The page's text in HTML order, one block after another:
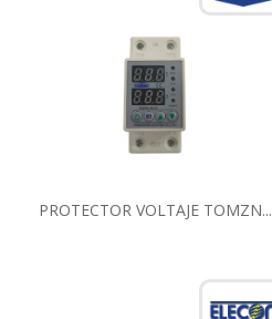
PROTECTOR VOLTAJE TOMZN...